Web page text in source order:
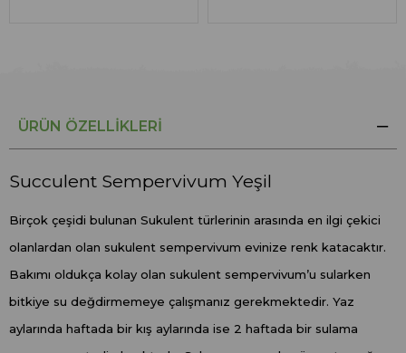
ÜRÜN ÖZELLIKLERI
Succulent Sempervivum Yeşil
Birçok çeşidi bulunan Sukulent türlerinin arasında en ilgi çekici
olanlardan olan sukulent sempervivum evinize renk katacaktır.
Bakımı oldukça kolay olan sukulent sempervivum’u sularken
bitkiye su değdirmemeye çalışmanız gerekmektedir. Yaz
aylarında haftada bir kış aylarında ise 2 haftada bir sulama